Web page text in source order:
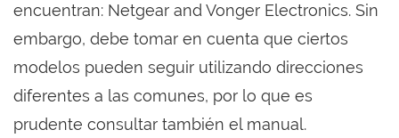
encuentran: Netgear and Vonger Electronics. Sin
embargo, debe tomar en cuenta que ciertos
modelos pueden seguir utilizando direcciones
diferentes a las comunes, por lo que es
prudente consultar también el manual.